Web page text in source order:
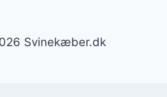
Svinekæber.dk